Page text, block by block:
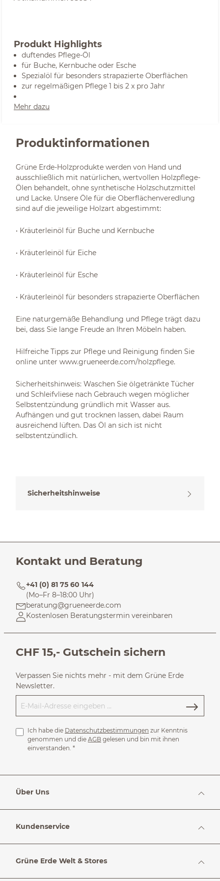
Produkt Highlights
duftendes Pflege-Öl
für Buche, Kernbuche oder Esche
Spezialöl für besonders strapazierte Oberflächen
zur regelmäßigen Pflege 1 bis 2 x pro Jahr
Mehr dazu
Produktinformationen
Grüne Erde-Holzprodukte werden von Hand und
ausschließlich mit natürlichen, wertvollen Holzpflege-
Ölen behandelt, ohne synthetische Holzschutzmittel
und Lacke. Unsere Öle für die Oberflächenveredlung
sind auf die jeweilige Holzart abgestimmt:
• Kräuterleinöl für Buche und Kernbuche
• Kräuterleinöl für Eiche
• Kräuterleinöl für Esche
• Kräuterleinöl für besonders strapazierte Oberflächen
Eine naturgemäße Behandlung und Pflege trägt dazu
bei, dass Sie lange Freude an Ihren Möbeln haben.
Hilfreiche Tipps zur Pflege und Reinigung finden Sie
online unter www.grueneerde.com/holzpflege.
Sicherheitshinweis: Waschen Sie ölgetränkte Tücher
und Schleifvliese nach Gebrauch wegen möglicher
Selbstentzündung gründlich mit Wasser aus.
Aufhängen und gut trocknen lassen, dabei Raum
ausreichend lüften. Das Öl an sich ist nicht
selbstentzündlich.
Sicherheitshinweise
Kontakt und Beratung
+41 (0) 81 75 60 144
(Mo–Fr 8–18:00 Uhr)
beratung@grueneerde.com
Kostenlosen Beratungstermin vereinbaren
CHF 15,- Gutschein sichern
Verpassen Sie nichts mehr - mit dem Grüne Erde
Newsletter.
Ich habe die Datenschutzbestimmungen zur Kenntnis
genommen und die AGB gelesen und bin mit ihnen
einverstanden. *
Über Uns
Kundenservice
Grüne Erde Welt & Stores